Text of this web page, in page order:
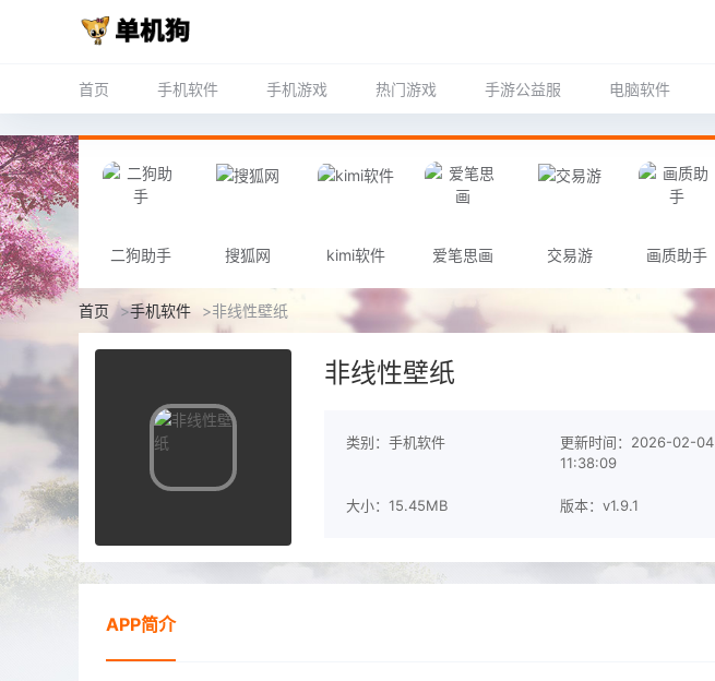
首页 手机软件 手机游戏 热门游戏 手游公益服 电脑软件
二狗助手 搜狐网 kimi软件 爱笔思画 交易游 画质助手
首页 >手机软件 >非线性壁纸
非线性壁纸
类别：手机软件
更新时间：2026-02-04
11:38:09
大小：15.45MB 版本：v1.9.1
APP简介